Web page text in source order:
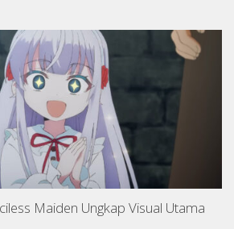
Maiden Ungkap Visual Utama